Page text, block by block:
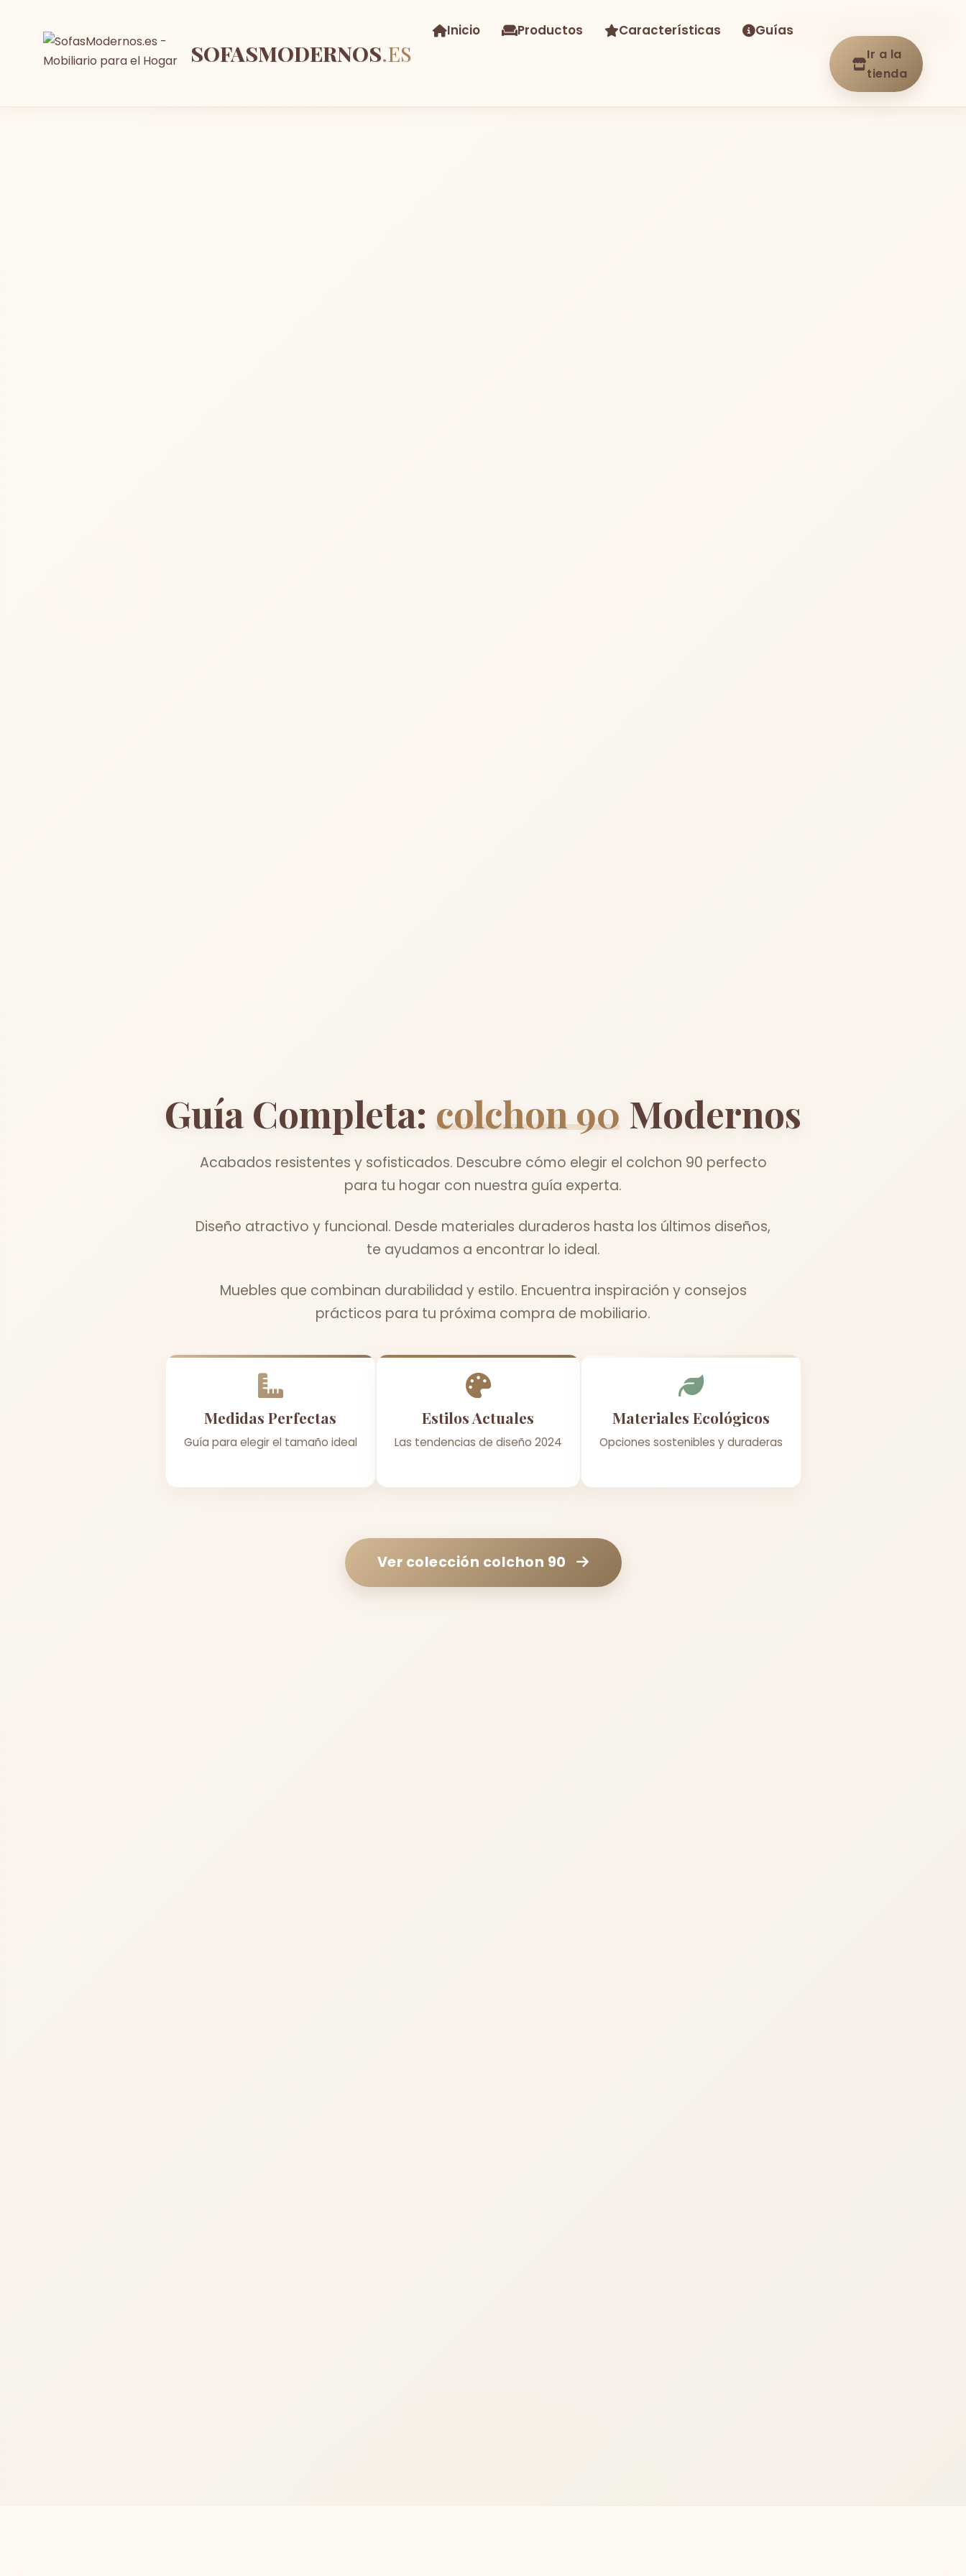
SOFASMODERNOS.ES
Inicio Productos Características Guías
Ir a la
tienda
Guía Completa: colchon 90 Modernos
Acabados resistentes y sofisticados. Descubre cómo elegir el colchon 90 perfecto
para tu hogar con nuestra guía experta.
Diseño atractivo y funcional. Desde materiales duraderos hasta los últimos diseños,
te ayudamos a encontrar lo ideal.
Muebles que combinan durabilidad y estilo. Encuentra inspiración y consejos
prácticos para tu próxima compra de mobiliario.
Medidas Perfectas
Guía para elegir el tamaño ideal
Estilos Actuales
Las tendencias de diseño 2024
Materiales Ecológicos
Opciones sostenibles y duraderas
Ver colección colchon 90